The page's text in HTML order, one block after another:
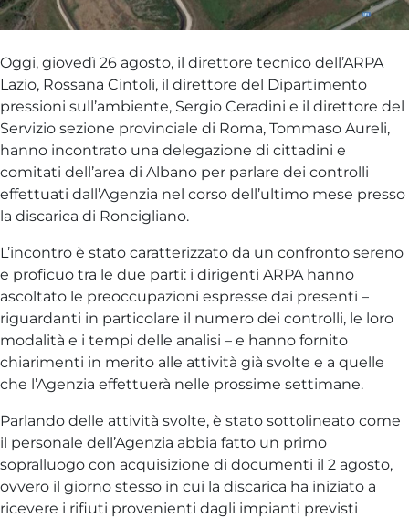
Oggi, giovedì 26 agosto, il direttore tecnico dell’ARPA
Lazio, Rossana Cintoli, il direttore del Dipartimento
pressioni sull’ambiente, Sergio Ceradini e il direttore del
Servizio sezione provinciale di Roma, Tommaso Aureli,
hanno incontrato una delegazione di cittadini e
comitati dell’area di Albano per parlare dei controlli
effettuati dall’Agenzia nel corso dell’ultimo mese presso
la discarica di Roncigliano.
L’incontro è stato caratterizzato da un confronto sereno
e proficuo tra le due parti: i dirigenti ARPA hanno
ascoltato le preoccupazioni espresse dai presenti –
riguardanti in particolare il numero dei controlli, le loro
modalità e i tempi delle analisi – e hanno fornito
chiarimenti in merito alle attività già svolte e a quelle
che l’Agenzia effettuerà nelle prossime settimane.
Parlando delle attività svolte, è stato sottolineato come
il personale dell’Agenzia abbia fatto un primo
sopralluogo con acquisizione di documenti il 2 agosto,
ovvero il giorno stesso in cui la discarica ha iniziato a
ricevere i rifiuti provenienti dagli impianti previsti